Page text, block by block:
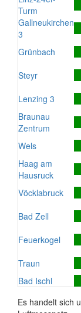
Turm
Gallneukirchen
3
Grünbach
Steyr
Lenzing 3
Braunau
Zentrum
Wels
Haag am
Hausruck
Vöcklabruck
Bad Zell
Feuerkogel
Traun
Bad Ischl
Es handelt sich